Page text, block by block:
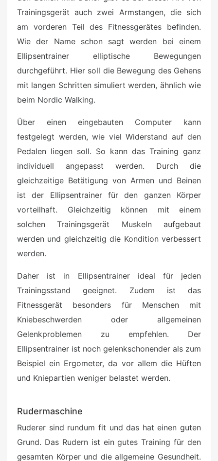
Trainingsgerät auch zwei Armstangen, die sich
am vorderen Teil des Fitnessgerätes befinden.
Wie der Name schon sagt werden bei einem
Ellipsentrainer elliptische Bewegungen
durchgeführt. Hier soll die Bewegung des Gehens
mit langen Schritten simuliert werden, ähnlich wie
beim Nordic Walking.
Über einen eingebauten Computer kann
festgelegt werden, wie viel Widerstand auf den
Pedalen liegen soll. So kann das Training ganz
individuell angepasst werden. Durch die
gleichzeitige Betätigung von Armen und Beinen
ist der Ellipsentrainer für den ganzen Körper
vorteilhaft. Gleichzeitig können mit einem
solchen Trainingsgerät Muskeln aufgebaut
werden und gleichzeitig die Kondition verbessert
werden.
Daher ist in Ellipsentrainer ideal für jeden
Trainingsstand geeignet. Zudem ist das
Fitnessgerät besonders für Menschen mit
Kniebeschwerden oder allgemeinen
Gelenkproblemen zu empfehlen. Der
Ellipsentrainer ist noch gelenkschonender als zum
Beispiel ein Ergometer, da vor allem die Hüften
und Kniepartien weniger belastet werden.
Rudermaschine
Ruderer sind rundum fit und das hat einen guten
Grund. Das Rudern ist ein gutes Training für den
gesamten Körper und die allgemeine Gesundheit.